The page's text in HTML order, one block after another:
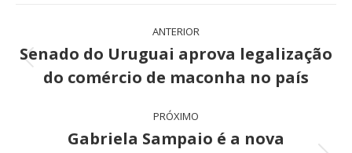
Navegação
de
post:
ANTERIOR
Post
anterior:
Senado do Uruguai aprova legalização
do comércio de maconha no país
PRÓXIMO
Gabriela Sampaio é a nova